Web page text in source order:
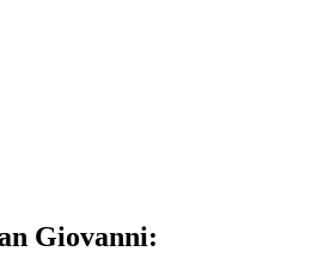
Giovanni: